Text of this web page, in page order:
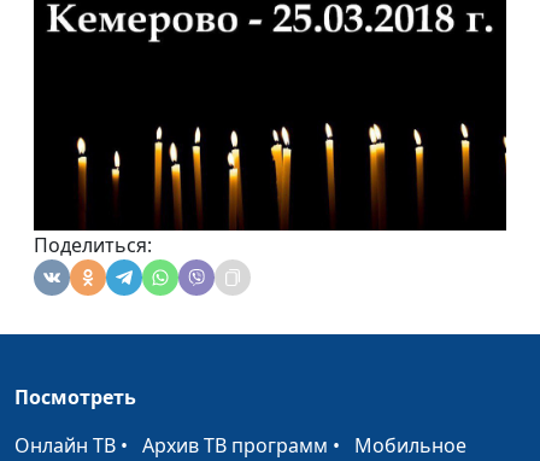
Поделиться:
Посмотреть
Онлайн ТВ • Архив ТВ программ • Мобильное